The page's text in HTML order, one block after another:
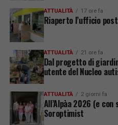
ATTUALITÀ 17 ore fa
Riaperto l’ufficio
ATTUALITÀ 21 ore fa
Dal progetto di
utente del Nucleo
ATTUALITÀ 2 giorni fa
All’Alpàa 2026 (e
Soroptimist